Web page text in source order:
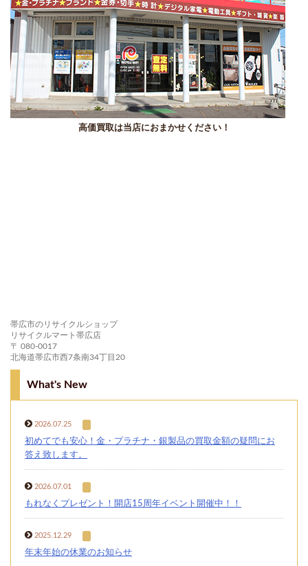
高価買取は当店におまかせください！
帯広市のリサイクルショップ
リサイクルマート帯広店
〒 080-0017
北海道帯広市西7条南34丁目20
What's New
2026.07.25
初めてでも安心！金・プラチナ・銀製品の買取金額の疑問にお
答え致します。
2026.07.01
もれなくプレゼント！開店15周年イベント開催中！！
2025.12.29
年末年始の休業のお知らせ